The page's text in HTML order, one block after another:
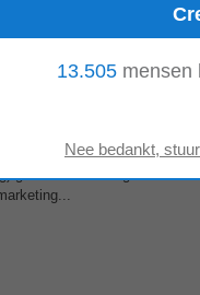
CRM-flows. • Je denkt in
in fashion en retail.
geen werkervaring hebt?
13.505 mensen